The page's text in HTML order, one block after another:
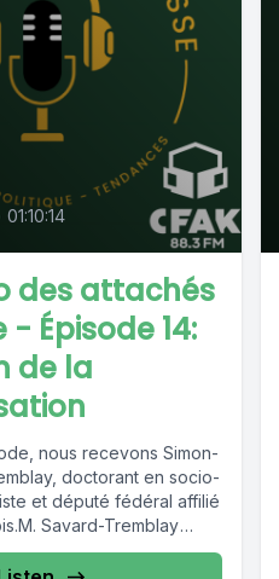
01:10:14
des attachés
- Épisode 14:
de la
nous recevons Simon-
doctorant en socio-
et député fédéral affilié
Savard-Tremblay
en...